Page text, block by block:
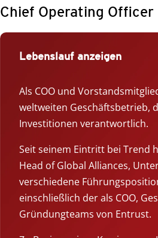
Chief Operating Officer
Lebenslauf anzeigen
Als COO und
weltweiten Geschäftsbetrieb,
Investitionen verantwortlich.
Seit seinem Eintritt bei Trend
Head of Global Alliances,
verschiedene
einschließlich der als COO,
Gründungteams von Entrust.